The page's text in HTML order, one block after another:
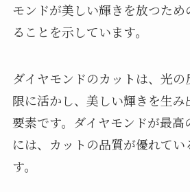
モンドが美しい輝きを放つた
ることを示しています。
ダイヤモンドのカットは、光
限に活かし、美しい輝きを生み
要素です。ダイヤモンドが最高
には、カットの品質が優れて
す。